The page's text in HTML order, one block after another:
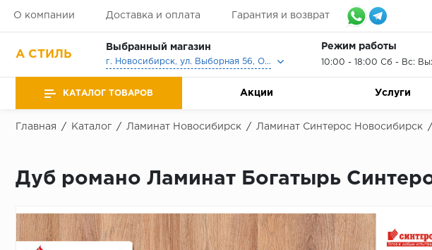
О компании Доставка и оплата Гарантия и возврат
А СТИЛЬ
Выбранный магазин
г. Новосибирск, ул. Выборная 56, Офис, Выставочный зал
Режим работы
10:00 - 18:00 Сб - Вс:
КАТАЛОГ ТОВАРОВ Акции Услуги
Главная / Каталог / Ламинат Новосибирск / Ламинат Синтерос Новосибирск /
Дуб романо Ламинат Богатырь